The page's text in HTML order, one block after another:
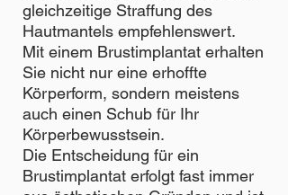
gleichzeitige Straffung des
Hautmantels empfehlenswert.
Mit einem Brustimplantat erhalten
Sie nicht nur eine erhoffte
Körperform, sondern meistens
auch einen Schub für Ihr
Körperbewusstsein.
Die Entscheidung für ein
Brustimplantat erfolgt fast immer